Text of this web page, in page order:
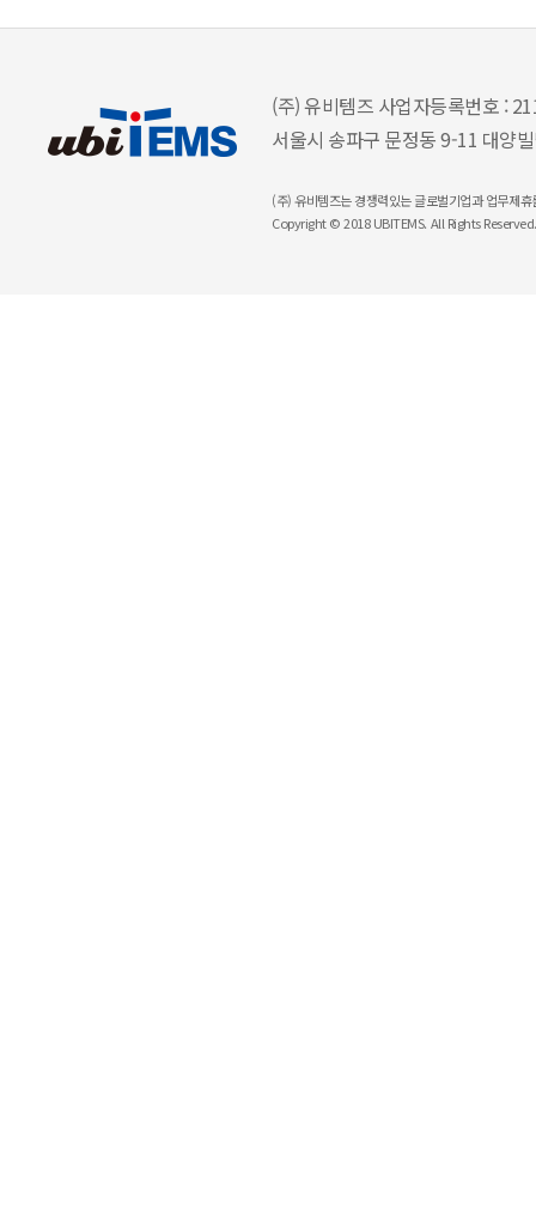
(주) 유비템즈 사업자등록번호 :
서울시 송파구 문정동 9-11 대양
(주) 유비템즈는 경쟁력있는 글로벌기업과 업무제
Copyright © 2018 UBITEMS. All Rights Reserved.